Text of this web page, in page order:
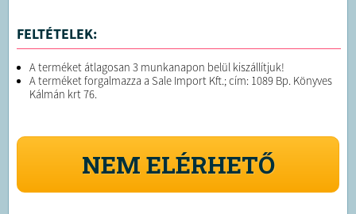
FELTÉTELEK:
A terméket átlagosan 3 munkanapon belül kiszállítjuk!
A terméket forgalmazza a Sale Import Kft.; cím: 1089 Bp. Könyves
Kálmán krt 76.
NEM ELÉRHETŐ